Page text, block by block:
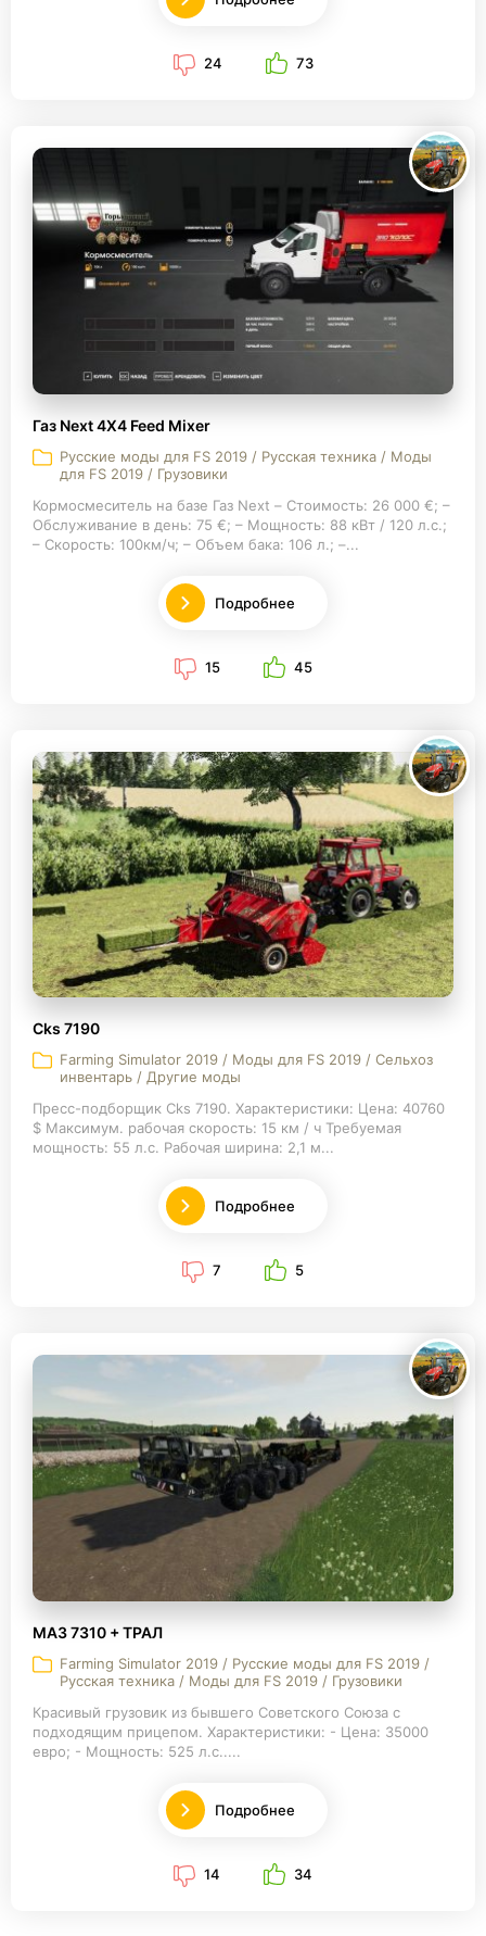
24 73
Газ Next 4X4 Feed Mixer
Русские моды для FS 2019 / Русская техника / Моды
для FS 2019 / Грузовики
Кормосмеситель на базе Газ Next – Стоимость: 26 000 €; –
Обслуживание в день: 75 €; – Мощность: 88 кВт / 120 л.с.;
– Скорость: 100км/ч; – Объем бака: 106 л.; –...
Подробнее
15 45
Cks 7190
Farming Simulator 2019 / Моды для FS 2019 / Сельхоз
инвентарь / Другие моды
Пресс-подборщик Cks 7190. Характеристики: Цена: 40760
$ Максимум. рабочая скорость: 15 км / ч Требуемая
мощность: 55 л.с. Рабочая ширина: 2,1 м...
Подробнее
7 5
МАЗ 7310 + ТРАЛ
Farming Simulator 2019 / Русские моды для FS 2019 /
Русская техника / Моды для FS 2019 / Грузовики
Красивый грузовик из бывшего Советского Союза с
подходящим прицепом. Характеристики: - Цена: 35000
евро; - Мощность: 525 л.с.....
Подробнее
14 34